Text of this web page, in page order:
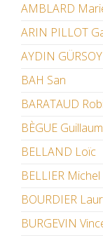
AMBLARD
ARIN PILLOT
AYDIN
BAH San
BARATAUD
BÈGUE
BELLAND Loïc
BELLIER Michel
BOURDIER
BURGEVIN